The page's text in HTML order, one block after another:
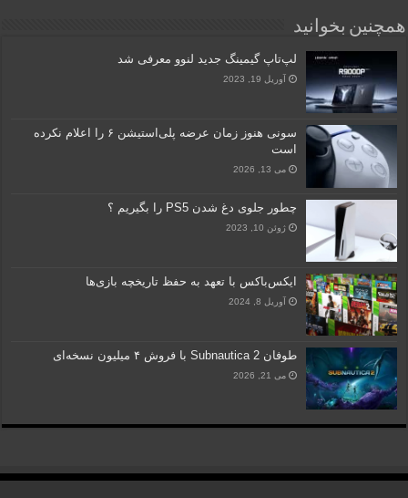
همچنین بخوانید
لپ‌تاپ گیمینگ جدید لنوو معرفی شد
آوریل 19, 2023
سونی هنوز زمان عرضه پلی‌استیشن ۶ را اعلام نکرده
است
می 13, 2026
چطور جلوی دغ شدن PS5 را بگیریم ؟
ژوئن 10, 2023
ایکس‌باکس با تعهد به حفظ تاریخچه بازی‌ها
آوریل 8, 2024
طوفان Subnautica 2 با فروش ۴ میلیون نسخه‌ای
می 21, 2026